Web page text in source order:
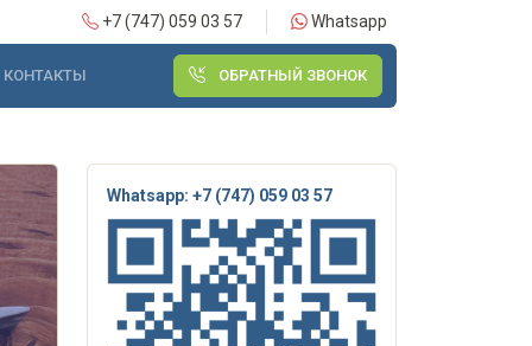
+7 (747) 059 03 57 Whatsapp
КОНТАКТЫ ОБРАТНЫЙ ЗВОНОК
Whatsapp: +7 (747) 059 03 57